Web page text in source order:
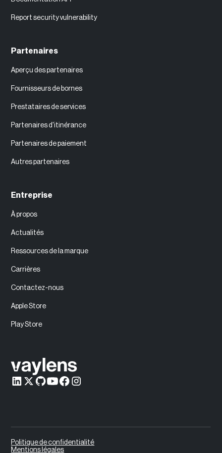
Report security vulnerability
Partenaires
Aperçu des partenaires
Fournisseurs de bornes
Prestataires de services
Partenaires d'itinérance
Partenaires de paiement
Autres partenaires
Entreprise
À propos
Actualités
Ressources de la marque
Carrières
Contactez-nous
Apple Store
Play Store
Politique de confidentialité
Mentions légales